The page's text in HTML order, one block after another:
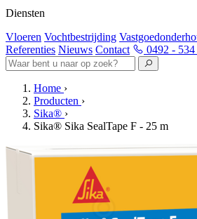
Diensten
Vloeren Vochtbestrijding
Referenties Nieuws Contact 0492 -
Home ›
Producten ›
Sika® ›
Sika® Sika SealTape F - 25 m